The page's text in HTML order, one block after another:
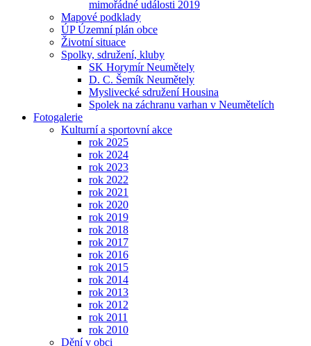
mimořádné události 2019
Mapové podklady
ÚP Územní plán obce
Životní situace
Spolky, sdružení, kluby
SK Horymír Neumětely
D. C. Šemík Neumětely
Myslivecké sdružení Housina
Spolek na záchranu varhan v Neumětelích
Fotogalerie
Kulturní a sportovní akce
rok 2025
rok 2024
rok 2023
rok 2022
rok 2021
rok 2020
rok 2019
rok 2018
rok 2017
rok 2016
rok 2015
rok 2014
rok 2013
rok 2012
rok 2011
rok 2010
Dění v obci